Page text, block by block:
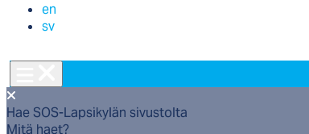
en
sv
Hae SOS-Lapsikylän sivustolta
Mitä haet?